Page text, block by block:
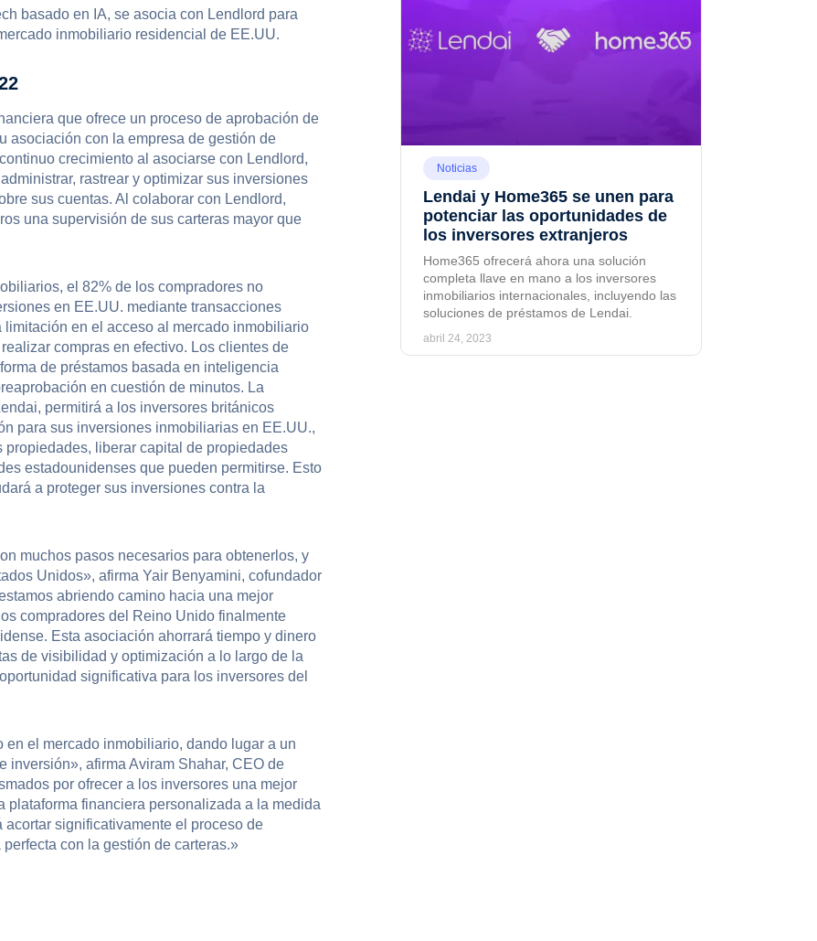
basado en IA, se asocia con Lendlord para
inmobiliario residencial de EE.UU.
que ofrece un proceso de aprobación de
asociación con la empresa de gestión de
crecimiento al asociarse con Lendlord,
rastrear y optimizar sus inversiones
sus cuentas. Al colaborar con Lendlord,
una supervisión de sus carteras mayor que
el 82% de los compradores no
en EE.UU. mediante transacciones
en el acceso al mercado inmobiliario
compras en efectivo. Los clientes de
de préstamos basada en inteligencia
en cuestión de minutos. La
permitirá a los inversores británicos
para sus inversiones inmobiliarias en EE.UU.,
liberar capital de propiedades
estadounidenses que pueden permitirse. Esto
a proteger sus inversiones contra la
muchos pasos necesarios para obtenerlos, y
Unidos», afirma Yair Benyamini, cofundador
abriendo camino hacia una mejor
compradores del Reino Unido finalmente
Esta asociación ahorrará tiempo y dinero
de visibilidad y optimización a lo largo de la
significativa para los inversores del
el mercado inmobiliario, dando lugar a un
inversión», afirma Aviram Shahar, CEO de
por ofrecer a los inversores una mejor
financiera personalizada a la medida
significativamente el proceso de
con la gestión de carteras.»
Noticias
Lendai y Home365 se unen para
potenciar las oportunidades de
los inversores extranjeros
Home365 ofrecerá ahora una solución
completa llave en mano a los inversores
inmobiliarios internacionales, incluyendo las
soluciones de préstamos de Lendai.
abril 24, 2023